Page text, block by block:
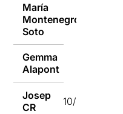
María
Montenegro
Soto
Gemma
Alapont
Josep
CR
10/01/2017